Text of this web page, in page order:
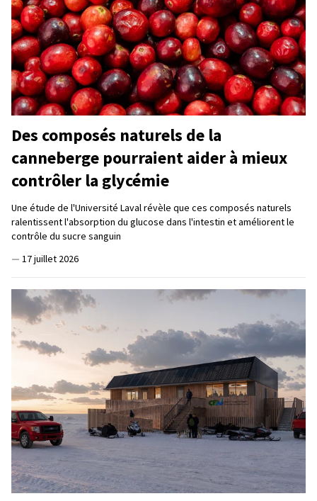
Des composés naturels de la
canneberge pourraient aider à mieux
contrôler la glycémie
Une étude de l'Université Laval révèle que ces composés naturels
ralentissent l'absorption du glucose dans l'intestin et améliorent le
contrôle du sucre sanguin
— 17 juillet 2026